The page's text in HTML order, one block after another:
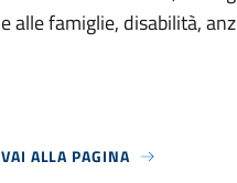
e alle famiglie, disabilità,
VAI ALLA PAGINA